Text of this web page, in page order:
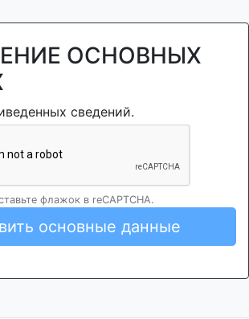
ОСНОВНЫХ
сведений.
флажок в reCAPTCHA.
основные данные